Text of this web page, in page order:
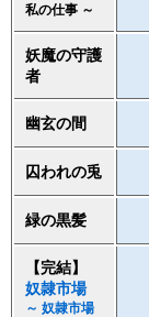
私の仕事 ～
妖魔の守護
者
幽玄の間
囚われの兎
緑の黒髪
【完結】
奴隷市場
～ 奴隷市場